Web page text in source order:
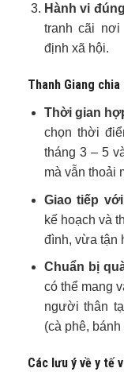
Hành vi
tranh cãi nơi
định xã hội.
Thanh Giang
Thời gian
chọn thời
tháng 3 – 5
mà vẫn thoải
Giao tiếp
kế hoạch và
đình, vừa tận
Chuẩn bị
có thể mang
người thân
(cà phê, bánh
Các lưu ý về y tế